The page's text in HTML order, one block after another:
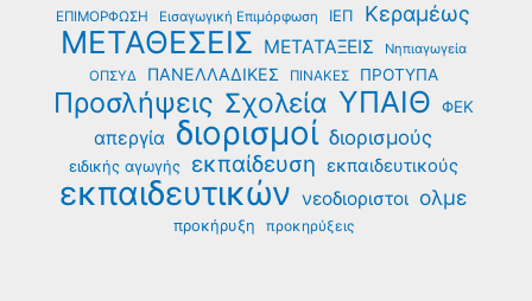
ΕΠΙΜΟΡΦΩΣΗ Εισαγωγική Επιμόρφωση ΙΕΠ Κεραμέως
ΜΕΤΑΘΕΣΕΙΣ ΜΕΤΑΤΑΞΕΙΣ
Νηπιαγωγεία
ΟΠΣΥΔ
ΠΑΝΕΛΛΑΔΙΚΕΣ ΠΙΝΑΚΕΣ ΠΡΟΤΥΠΑ
Προσλήψεις Σχολεία ΥΠΑΙΘ ΦΕΚ
απεργία διορισμοί διορισμούς
ειδικής αγωγής εκπαίδευση εκπαιδευτικούς
εκπαιδευτικών νεοδιοριστοι ολμε
προκήρυξη προκηρύξεις